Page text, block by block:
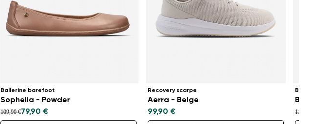
Ballerine barefoot
Sophelia - Powder
109,90 €79,90 €
Recovery scarpe
Aerra - Beige
99,90 €
Ballerine
119,90 €